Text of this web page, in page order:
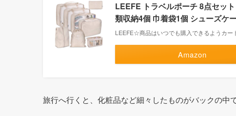
LEEFE トラベルポーチ 8点セッ
類収納4個 巾着袋1個 シューズケ
LEEFE☆商品はいつでも購入できるようカ
Amazon
旅行へ行くと、化粧品など細々したものがバックの中